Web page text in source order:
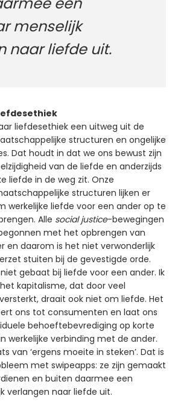
menselijk
naar liefde uit.
liefdesethiek een uitweg uit de
structuren en ongelijke
Dat houdt in dat we ons bewust zijn
van de liefde en anderzijds
liefde in de weg zit. Onze
structuren lijken er
werkelijke liefde voor een ander op te
Alle social justice-bewegingen
met het opbrengen van
en daarom is het niet verwonderlijk
stuiten bij de gevestigde orde.
gebaat bij liefde voor een ander. Ik
kapitalisme, dat door veel
draait ook niet om liefde. Het
ons tot consumenten en laat ons
behoeftebevrediging op korte
werkelijke verbinding met de ander.
van ‘ergens moeite in steken’. Dat is
met swipeapps: ze zijn gemaakt
en buiten daarmee een
verlangen naar liefde uit.